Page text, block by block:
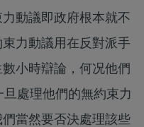
動議即政府根本就不
力動議用在反對派手
小時辯論，何况他們
處理他們的無約束力
當然要否決處理該些